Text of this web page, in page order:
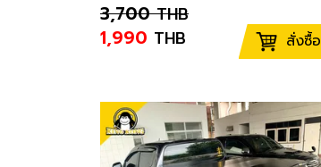
3,700 THB
1,990 THB สั่งซื้อ